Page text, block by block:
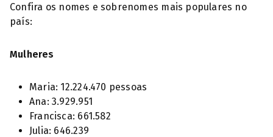
Confira os nomes e sobrenomes mais populares no
país:
Mulheres
Maria: 12.224.470 pessoas
Ana: 3.929.951
Francisca: 661.582
Julia: 646.239